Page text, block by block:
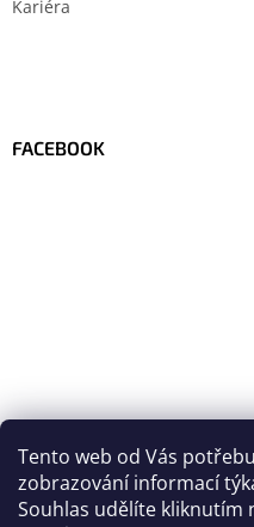
Tento web od Vás
zobrazování informací
Souhlas udělíte kliknutím
Kariéra
FACEBOOK